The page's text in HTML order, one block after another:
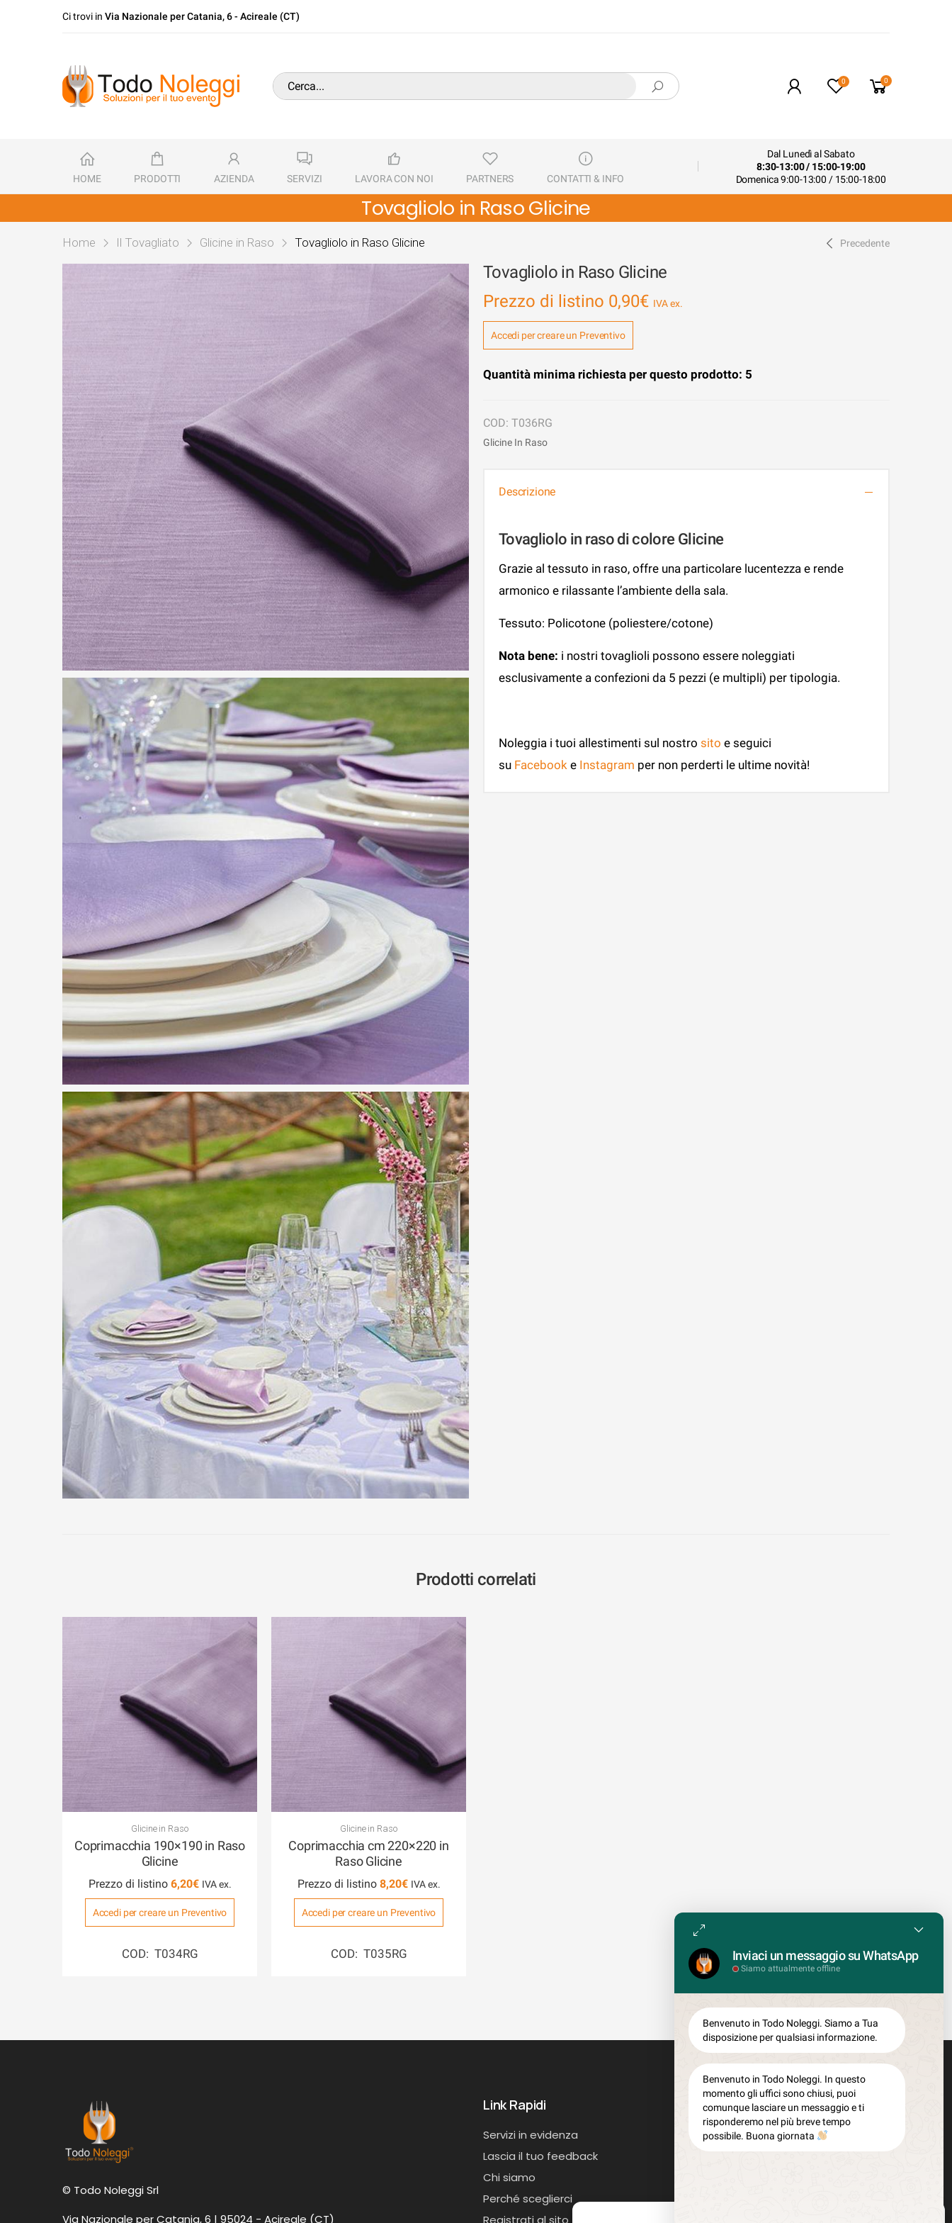
Ci trovi in Via Nazionale per Catania, 6 - Acireale (CT)
0 0
HOME PRODOTTI AZIENDA SERVIZI LAVORA CON NOI PARTNERS CONTATTI & INFO
Dal Lunedì al Sabato
8:30-13:00 / 15:00-19:00
Domenica 9:00-13:00 / 15:00-18:00
Tovagliolo in Raso Glicine
Home Il Tovagliato Glicine in Raso Tovagliolo in Raso Glicine Precedente
Tovagliolo in Raso Glicine
Prezzo di listino 0,90€
Accedi per creare un Preventivo
Quantità minima richiesta per questo prodotto: 5
T036RG
Glicine In Raso
Descrizione
Tovagliolo in raso di colore Glicine
Grazie al tessuto in raso, offre una particolare lucentezza e rende
armonico e rilassante l’ambiente della sala.
Tessuto: Policotone (poliestere/cotone)
Nota bene: i nostri tovaglioli possono essere noleggiati
esclusivamente a confezioni da 5 pezzi (e multipli) per tipologia.
Noleggia i tuoi allestimenti sul nostro sito e seguici
su Facebook e Instagram per non perderti le ultime novità!
Prodotti correlati
Glicine in Raso
Coprimacchia 190×190 in Raso
Glicine
Prezzo di listino 6,20€
Accedi per creare un Preventivo
COD: T034RG
Glicine in Raso
Coprimacchia cm 220×220 in
Raso Glicine
Prezzo di listino 8,20€
Accedi per creare un Preventivo
COD: T035RG
© Todo Noleggi Srl
Via Nazionale per Catania, 6 | 95024 - Acireale (CT)
Link Rapidi
Servizi in evidenza
Lascia il tuo feedback
Chi siamo
Perché sceglierci
Registrati al sito
Inviaci un messaggio su WhatsApp
Siamo attualmente offline
Benvenuto in Todo Noleggi. Siamo a Tua
disposizione per qualsiasi informazione.
Benvenuto in Todo Noleggi. In questo
momento gli uffici sono chiusi, puoi
comunque lasciare un messaggio e ti
risponderemo nel più breve tempo
possibile. Buona giornata